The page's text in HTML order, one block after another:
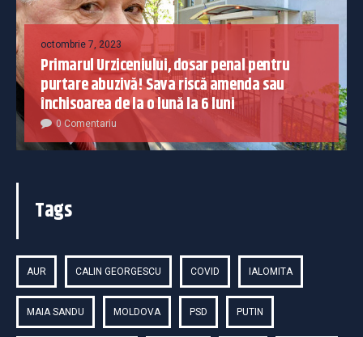
octombrie 7, 2023
Primarul Urziceniului, dosar penal pentru
purtare abuzivă! Sava riscă amenda sau
închisoarea de la o lună la 6 luni
0 Comentariu
Tags
AUR CALIN GEORGESCU COVID IALOMITA
MAIA SANDU MOLDOVA PSD PUTIN